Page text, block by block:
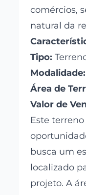
comércios,
natural da
Tipo:
Modalidade:
Área de
Valor de
Este
busca um
localizado
projeto. A